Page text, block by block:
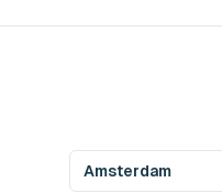
Amsterdam